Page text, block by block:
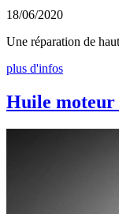
18/06/2020
Une réparation de
plus d'infos
Huile